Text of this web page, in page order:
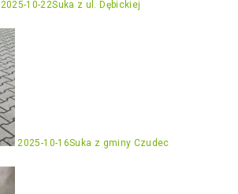
2025-10-22Suka z ul. Dębickiej
2025-10-16Suka z gminy Czudec